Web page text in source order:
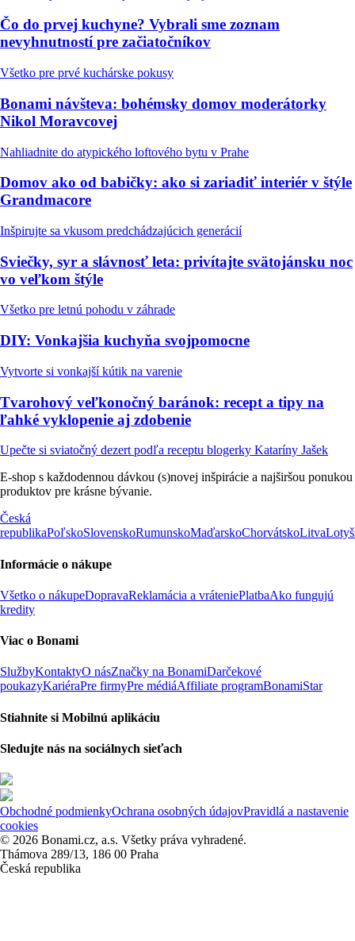
Čo do prvej kuchyne? Vybrali sme zoznam
nevyhnutností pre začiatočníkov
Všetko pre prvé kuchárske pokusy
Bonami návšteva: bohémsky domov moderátorky
Nikol Moravcovej
Nahliadnite do atypického loftového bytu v Prahe
Domov ako od babičky: ako si zariadiť interiér v štýle
Grandmacore
Inšpirujte sa vkusom predchádzajúcich generácií
Sviečky, syr a slávnosť leta: privítajte svätojánsku noc
vo veľkom štýle
Všetko pre letnú pohodu v záhrade
DIY: Vonkajšia kuchyňa svojpomocne
Vytvorte si vonkajší kútik na varenie
Tvarohový veľkonočný baránok: recept a tipy na
ľahké vyklopenie aj zdobenie
Upečte si sviatočný dezert podľa receptu blogerky Kataríny Jašek
E-shop s každodennou dávkou (s)novej inšpirácie a najširšou ponukou
produktov pre krásne bývanie.
Česká
republikaPoľskoSlovenskoRumunskoMaďarskoChorvátskoLitva
Informácie o nákupe
Všetko o nákupeDopravaReklamácia a vráteniePlatbaAko fungujú
kredity
Viac o Bonami
SlužbyKontaktyO násZnačky na BonamiDarčekové
poukazyKariéraPre firmyPre médiáAffiliate programBonamiStar
Stiahnite si Mobilnú aplikáciu
Sledujte nás na sociálnych sieťach
Obchodné podmienkyOchrana osobných údajovPravidlá a nastavenie
cookies
© 2026 Bonami.cz, a.s. Všetky práva vyhradené.
Thámova 289/13, 186 00 Praha
Česká republika